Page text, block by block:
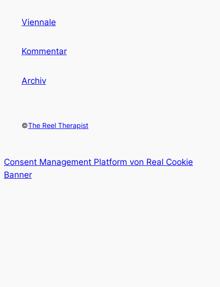
Viennale
Kommentar
Archiv
©The Reel Therapist
Consent Management Platform von Real Cookie
Banner